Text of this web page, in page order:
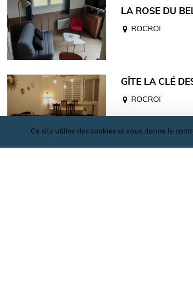
LA ROSE DU
ROCROI
GÎTE LA CLÉ
ROCROI
Ce site utilise des cookies et vous donne le